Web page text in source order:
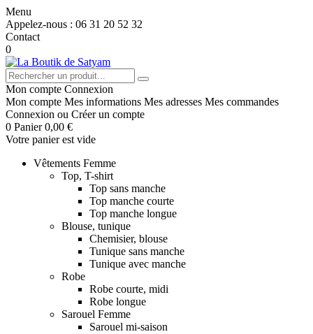
Menu
Appelez-nous : 06 31 20 52 32
Contact
0
Mon compte Connexion
Mon compte Mes informations Mes adresses Mes commandes
Connexion ou Créer un compte
0 Panier 0,00 €
Votre panier est vide
Vêtements Femme
Top, T-shirt
Top sans manche
Top manche courte
Top manche longue
Blouse, tunique
Chemisier, blouse
Tunique sans manche
Tunique avec manche
Robe
Robe courte, midi
Robe longue
Sarouel Femme
Sarouel mi-saison